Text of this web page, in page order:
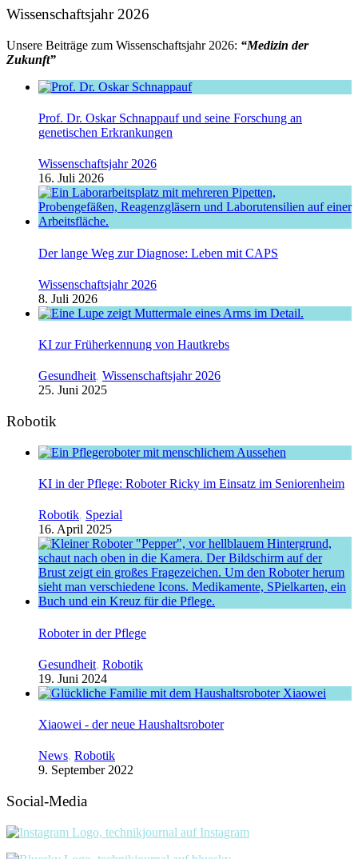
Wissenschaftsjahr 2026
Unsere Beiträge zum Wissenschaftsjahr 2026: “Medizin der
Zukunft”
Prof. Dr. Oskar Schnappauf und seine Forschung an
genetischen Erkrankungen
Wissenschaftsjahr 2026
16. Juli 2026
Der lange Weg zur Diagnose: Leben mit CAPS
Wissenschaftsjahr 2026
8. Juli 2026
KI zur Früherkennung von Hautkrebs
Gesundheit, Wissenschaftsjahr 2026
25. Juni 2025
Robotik
KI in der Pflege: Roboter Ricky im Einsatz im Seniorenheim
Robotik, Spezial
16. April 2025
Roboter in der Pflege
Gesundheit, Robotik
19. Juni 2024
Xiaowei - der neue Haushaltsroboter
News, Robotik
9. September 2022
Social-Media